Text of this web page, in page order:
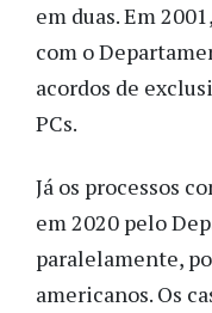
em duas. Em
com o
acordos de
PCs.
Já os processos
em 2020 pelo
paralelamente,
americanos. Os